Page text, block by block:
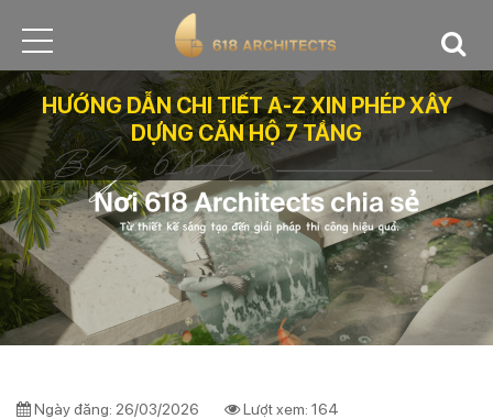
HƯỚNG DẪN CHI TIẾT A-Z XIN PHÉP XÂY
DỰNG CĂN HỘ 7 TẦNG
Ngày đăng: 26/03/2026 Lượt xem: 164